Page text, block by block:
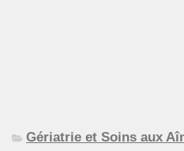
Gériatrie et Soins aux